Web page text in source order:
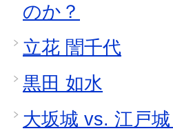
のか？
立花 誾千代
黒田 如水
大坂城 vs. 江戸